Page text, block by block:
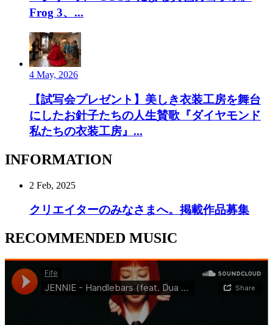
Frog 3、...
4 May, 2026
【試写会プレゼント】美しき衣装工房を舞台
にしたお針子たちの人生賛歌『ダイヤモンド
私たちの衣装工房』...
INFORMATION
2 Feb, 2025
クリエイターのみなさまへ。掲載作品募集
RECOMMENDED MUSIC